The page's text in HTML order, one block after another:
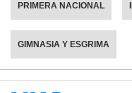
PRIMERA NACIONAL
GIMNASIA Y ESGRIMA